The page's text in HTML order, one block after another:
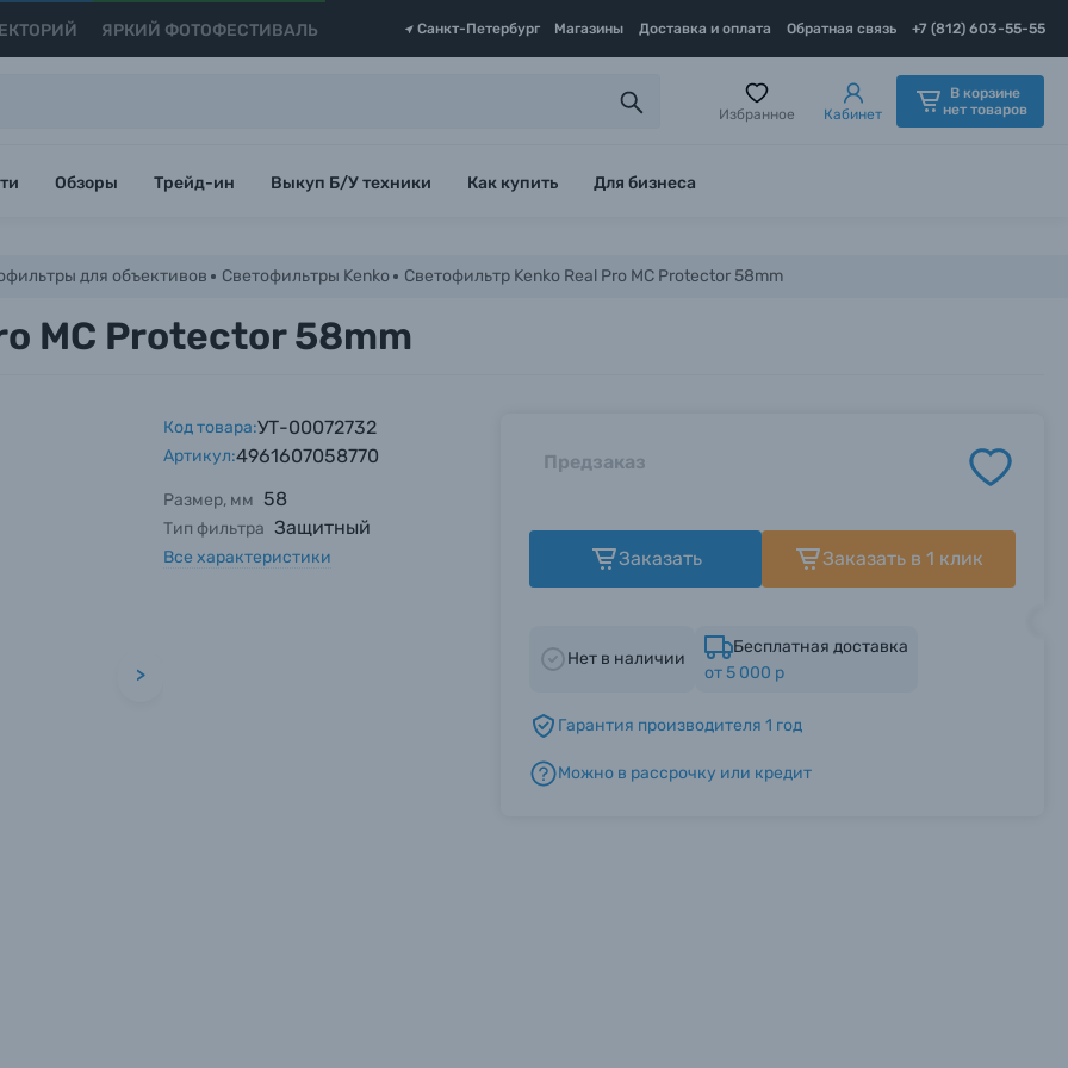
ЯРКИЙ ФОТОФЕСТИВАЛЬ Санкт-Петербург Магазины Доставка и оплата Обратная связь +7 (812) 603-55-55
Избранное Кабинет
В корзине
нет товаров
Обзоры Трейд-ин Выкуп Б/У техники Как купить Для бизнеса
для объективов Светофильтры Kenko Светофильтр Kenko Real Pro MC Protector 58mm
MC Protector 58mm
>
Код товара:УТ-00072732
Артикул:4961607058770
Размер, мм 58
Тип фильтра Защитный
Все характеристики
Предзаказ
Заказать Заказать в 1 клик
Нет в наличии
Бесплатная доставка
от 5 000 р
Гарантия производителя 1 год
Можно в рассрочку или кредит